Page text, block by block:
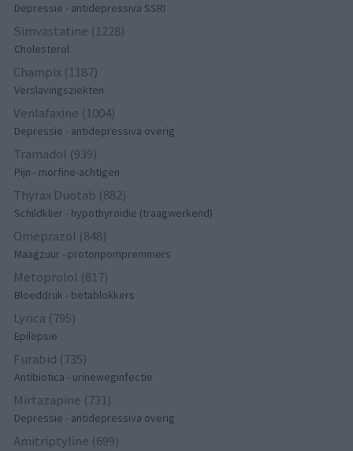
Depressie - antidepressiva SSRI
Simvastatine (1228)
Cholesterol
Champix (1187)
Verslavingsziekten
Venlafaxine (1004)
Depressie - antidepressiva overig
Tramadol (939)
Pijn - morfine-achtigen
Thyrax Duotab (882)
Schildklier - hypothyroidie (traagwerkend)
Omeprazol (848)
Maagzuur - protonpompremmers
Metoprolol (817)
Bloeddruk - betablokkers
Lyrica (795)
Epilepsie
Furabid (735)
Antibiotica - urineweginfectie
Mirtazapine (731)
Depressie - antidepressiva overig
Amitriptyline (699)